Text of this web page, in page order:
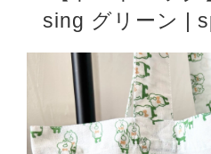
sing グリーン |